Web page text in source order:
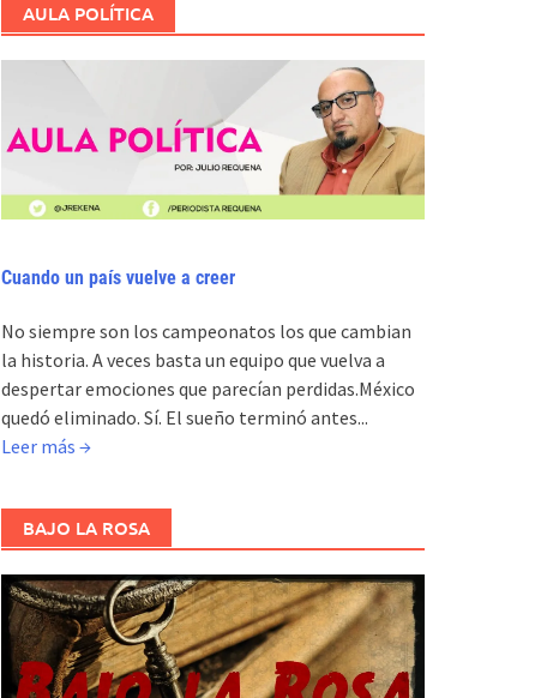
AULA POLÍTICA
Cuando un país vuelve a creer
No siempre son los campeonatos los que cambian
la historia. A veces basta un equipo que vuelva a
despertar emociones que parecían perdidas.México
quedó eliminado. Sí. El sueño terminó antes...
Leer más →
BAJO LA ROSA